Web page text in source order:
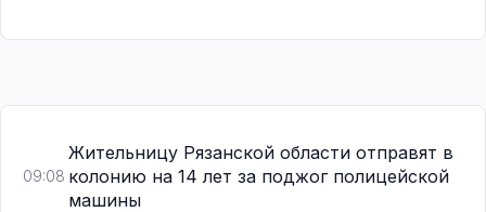
09:08
Жительницу Рязанской области отправят в
колонию на 14 лет за поджог полицейской
машины